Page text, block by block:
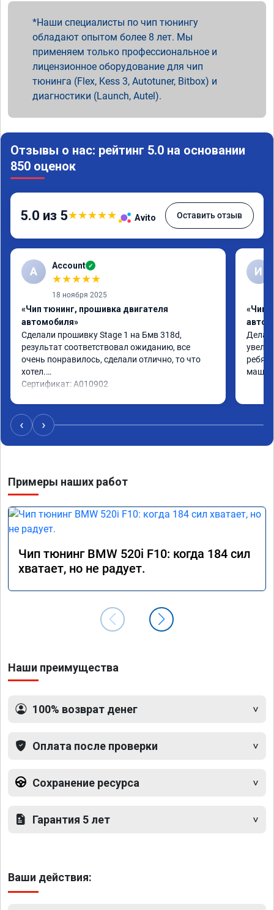
Наши специалисты по чип тюнингу
обладают опытом более 8 лет. Мы
применяем только профессиональное и
лицензионное оборудование для чип
тюнинга (Flex, Kess 3, Autotuner, Bitbox) и
диагностики (Launch, Autel).
Отзывы о нас: рейтинг 5.0 на основании
850 оценок
5.0 из 5★★★★★ Avito Оставить отзыв
A Account ✓
★★★★★
18 ноября 2025
«Чип тюнинг, прошивка двигателя
автомобиля»
Сделали прошивку Stage 1 на Бмв 318d,
результат соответствовал ожиданию, все
очень понравилось, сделали отлично, то что
хотел.
Сертификат: A010902
И
«Чип
‹ ›
Примеры наших работ
Чип тюнинг BMW 520i F10: когда 184 сил
хватает, но не радует.
Наши преимущества
100% возврат денег
Оплата после проверки
Сохранение ресурса
Гарантия 5 лет
Ваши действия: